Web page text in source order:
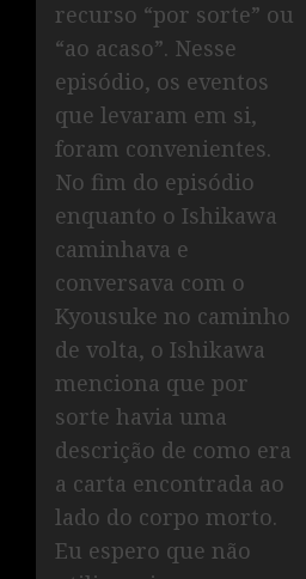
recurso “por sorte” ou
“ao acaso”. Nesse
episódio, os eventos
que levaram em si,
foram convenientes.
No fim do episódio
enquanto o Ishikawa
caminhava e
conversava com o
Kyousuke no caminho
de volta, o Ishikawa
menciona que por
sorte havia uma
descrição de como era
a carta encontrada ao
lado do corpo morto.
Eu espero que não